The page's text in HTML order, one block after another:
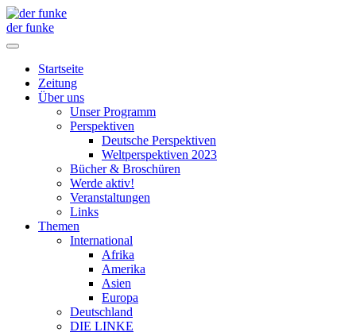
der funke
Startseite
Zeitung
Über uns
Unser Programm
Perspektiven
Deutsche Perspektiven
Weltperspektiven 2023
Bücher & Broschüren
Werde aktiv!
Veranstaltungen
Links
Themen
International
Afrika
Amerika
Asien
Europa
Deutschland
DIE LINKE